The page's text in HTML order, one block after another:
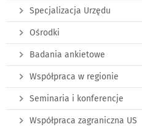
Specjalizacja Urzędu
Ośrodki
Badania ankietowe
Współpraca w regionie
Seminaria i konferencje
Współpraca zagraniczna US